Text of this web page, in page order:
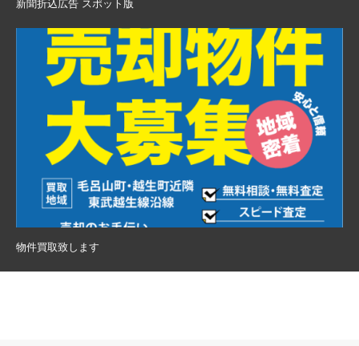
新聞折込広告 スポット版
物件買取致します